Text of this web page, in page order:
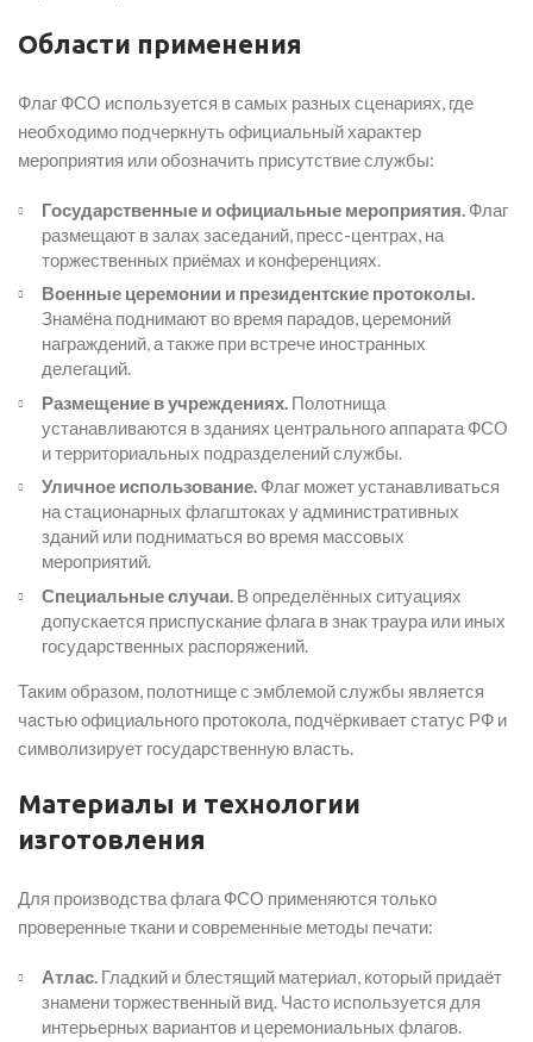
Области применения
Флаг ФСО используется в самых разных сценариях, где
необходимо подчеркнуть официальный характер
мероприятия или обозначить присутствие службы:
Государственные и официальные мероприятия. Флаг
размещают в залах заседаний, пресс-центрах, на
торжественных приёмах и конференциях.
Военные церемонии и президентские протоколы.
Знамёна поднимают во время парадов, церемоний
награждений, а также при встрече иностранных
делегаций.
Размещение в учреждениях. Полотнища
устанавливаются в зданиях центрального аппарата ФСО
и территориальных подразделений службы.
Уличное использование. Флаг может устанавливаться
на стационарных флагштоках у административных
зданий или подниматься во время массовых
мероприятий.
Специальные случаи. В определённых ситуациях
допускается приспускание флага в знак траура или иных
государственных распоряжений.
Таким образом, полотнище с эмблемой службы является
частью официального протокола, подчёркивает статус РФ и
символизирует государственную власть.
Материалы и технологии
изготовления
Для производства флага ФСО применяются только
проверенные ткани и современные методы печати:
Атлас. Гладкий и блестящий материал, который придаёт
знамени торжественный вид. Часто используется для
интерьерных вариантов и церемониальных флагов.